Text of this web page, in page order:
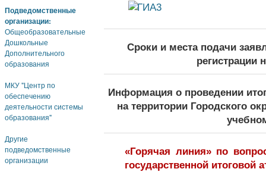
Подведомственные
организации:
Общеобразовательные
Дошкольные
Дополнительного
образования
МКУ "Центр по
обеспечению
деятельности системы
образования"
Другие
подведомственные
организации
Сроки и места подачи
регистрации
Информация о проведении
на территории Городского
«Горячая линия» по
государственной итоговой